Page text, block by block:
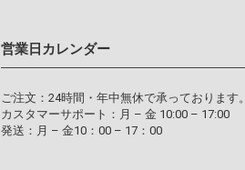
営業日カレンダー
ご注文：24時間・年中無休で承っております。
カスタマーサポート：月 – 金 10:00 – 17:00
発送：月 – 金10：00 – 17：00